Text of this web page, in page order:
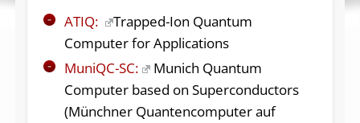
ATIQ:
Trapped-Ion Quantum
Computer for Applications
MuniQC-SC:
Munich Quantum
Computer based on Superconductors
(Münchner Quantencomputer auf